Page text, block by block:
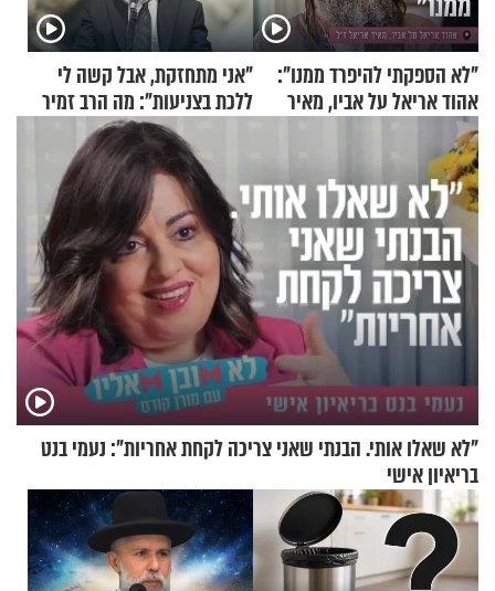
"לא הספקתי להיפרד ממנו":
אהוד אריאל על אביו, מאיר
אריאל ז"ל
"אני מתחזקת, אבל קשה לי
ללכת בצניעות": מה הרב זמיר
כהן המליץ לה לעשות?
"לא שאלו אותי. הבנתי שאני צריכה לקחת אחריות": נעמי בנט
בריאיון אישי